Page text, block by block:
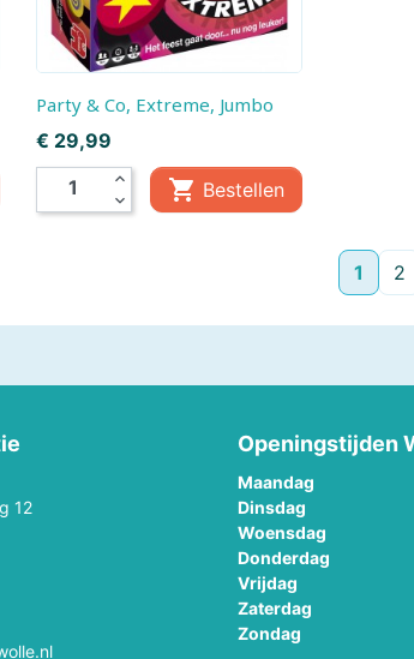
Voertuigen
Party & Co, Extreme, Jumbo
Prijs
€ 29,99
expand_less
expand_more
 Bestellen
1 2
12
Openingstijden
Maandag
Dinsdag
Woensdag
Donderdag
Vrijdag
Zaterdag
Zondag